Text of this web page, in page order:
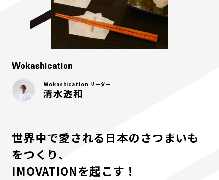
Wokashication
Wokashication リーダー
清水透和
世界中で愛される日本のさつまいも
をつくり、
IMOVATIONを起こす！